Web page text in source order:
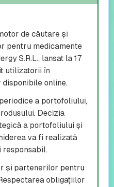
de căutare și
pentru medicamente
S.R.L., lansat la 17
utilizatorii în
online.
a portofoliului,
Decizia
a portofoliului și
va fi realizată
responsabil.
și partenerilor pentru
obligațiilor